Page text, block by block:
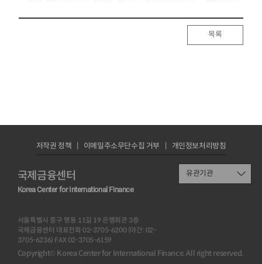
목록
국제금융센터
Korea Center for International Finance
서울특별시 중구 명동 11길 19 은행회관 3층
국제금융센터 대표전화 02-3705-6200 (야간: 02-
3705-6236) FAX 02-3705-6159
Copyright© Korea Center for International Finance. All right reserved.
저작권 정책 이메일주소무단수집 거부 개인정보처리방침
유관기관